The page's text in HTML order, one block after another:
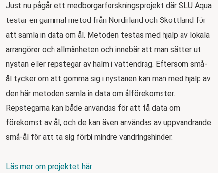
Just nu pågår ett medborgarforskningsprojekt där SLU Aqua
testar en gammal metod från Nordirland och Skottland för
att samla in data om ål. Metoden testas med hjälp av lokala
arrangörer och allmänheten och innebär att man sätter ut
nystan eller repstegar av halm i vattendrag. Eftersom små-
ål tycker om att gömma sig i nystanen kan man med hjälp av
den här metoden samla in data om ålförekomster.
Repstegarna kan både användas för att få data om
förekomst av ål, och de kan även användas av uppvandrande
små-ål för att ta sig förbi mindre vandringshinder.
Läs mer om projektet här.